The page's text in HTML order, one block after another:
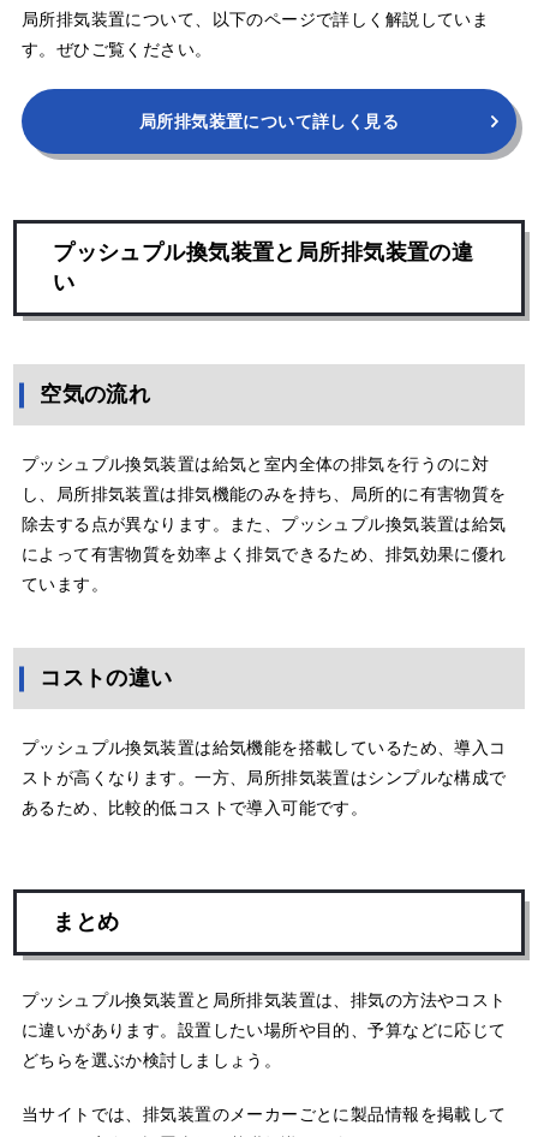
局所排気装置について、以下のページで詳しく解説していま
す。ぜひご覧ください。
局所排気装置について詳しく見る
プッシュプル換気装置と局所排気装置の違
い
空気の流れ
プッシュプル換気装置は給気と室内全体の排気を行うのに対
し、局所排気装置は排気機能のみを持ち、局所的に有害物質を
除去する点が異なります。また、プッシュプル換気装置は給気
によって有害物質を効率よく排気できるため、排気効果に優れ
ています。
コストの違い
プッシュプル換気装置は給気機能を搭載しているため、導入コ
ストが高くなります。一方、局所排気装置はシンプルな構成で
あるため、比較的低コストで導入可能です。
まとめ
プッシュプル換気装置と局所排気装置は、排気の方法やコスト
に違いがあります。設置したい場所や目的、予算などに応じて
どちらを選ぶか検討しましょう。
当サイトでは、排気装置のメーカーごとに製品情報を掲載して